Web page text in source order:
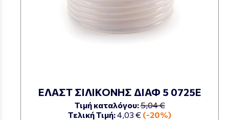
ΕΛΑΣΤ ΣΙΛΙΚΟΝΗΣ ΔΙΑΦ 5 0725Ε
Τιμή καταλόγου:5,04 €
Τελική Τιμή:4,03 € (-20%)